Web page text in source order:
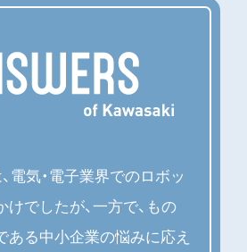
電気・電子業界でのロボッ
けでしたが、一方で、もの
ある中小企業の悩みに応え